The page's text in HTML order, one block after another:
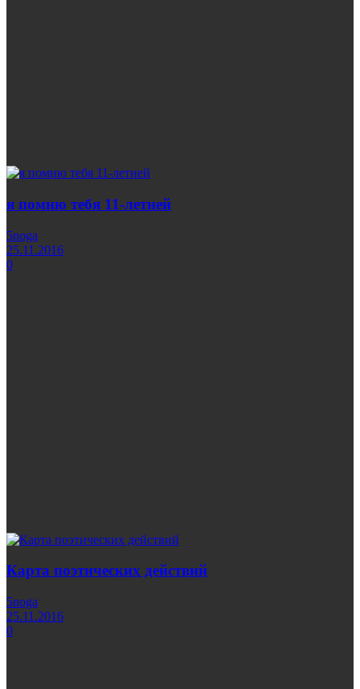
я помню тебя 11-летней
5noga
25.11.2016
0
Карта поэтических действий
5noga
25.11.2016
0